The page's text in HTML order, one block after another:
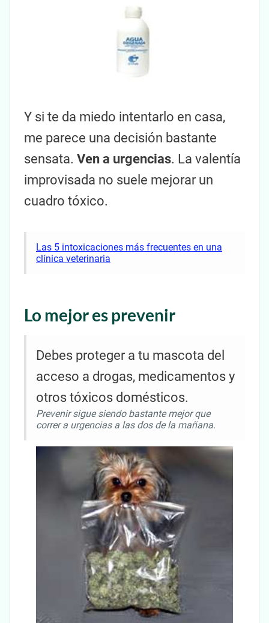
Y si te da miedo intentarlo en casa,
me parece una decisión bastante
sensata. Ven a urgencias. La valentía
improvisada no suele mejorar un
cuadro tóxico.
Las 5 intoxicaciones más frecuentes en una
clínica veterinaria
Lo mejor es prevenir
Debes proteger a tu mascota del
acceso a drogas, medicamentos y
otros tóxicos domésticos.
Prevenir sigue siendo bastante mejor que
correr a urgencias a las dos de la mañana.